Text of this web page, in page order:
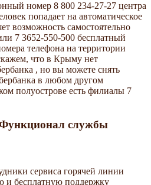
номер 8 800 234-27-27 центра
попадает на автоматическое
возможность самостоятельно
7 3652-550-500 бесплатный
телефона на территории
что в Крыму нет
, но вы можете снять
в любом другом
полуострове есть филиалы 7
Функционал службы
сервиса горячей линии
и бесплатную поддержку